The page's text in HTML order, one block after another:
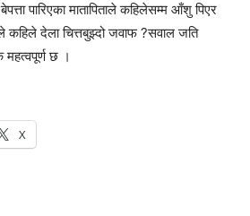
पारिएका मातापिताले कहिलेसम्म आँशु पिएर
कहिले देला चित्तबुझ्दो जवाफ ?सवाल जति
महत्वपूर्ण छ ।
X